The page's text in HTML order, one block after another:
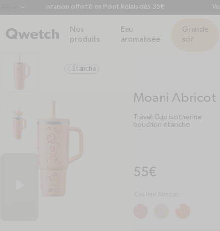
Livraison offerte en Point Relais dès 35€
Nos
produits
Eau
aromatisée
Grande
soif
droplet
Étanche
Moani Abricot
Travel Cup isotherme
bouchon étanche
Prix habituel
55€